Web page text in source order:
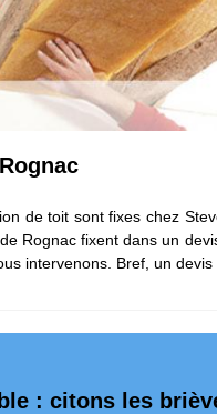
de toit sont fixes chez
Rognac fixent dans un
intervenons. Bref, un
: citons les